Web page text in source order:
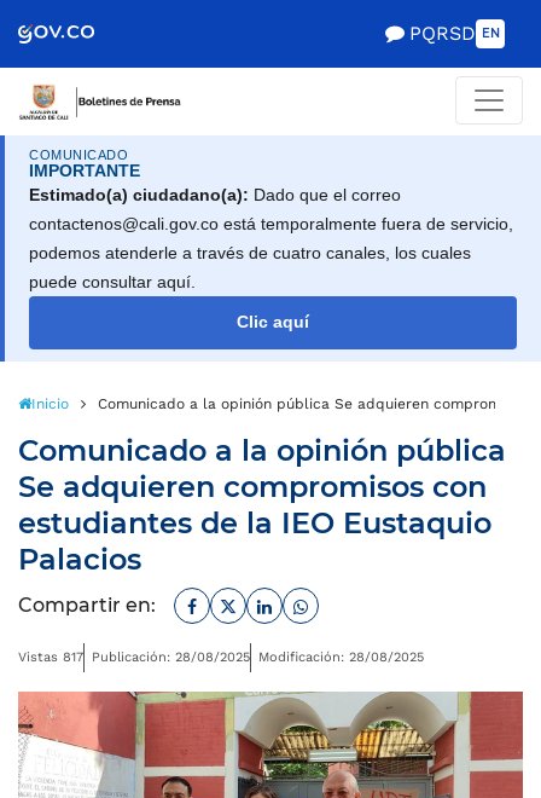
PQRSD EN
COMUNICADO
IMPORTANTE
Estimado(a) ciudadano(a): Dado que el correo
contactenos@cali.gov.co está temporalmente fuera de servicio,
podemos atenderle a través de cuatro canales, los cuales
puede consultar aquí.
Clic aquí
Inicio Comunicado a la opinión pública Se adquieren compromisos
Comunicado a la opinión pública
Se adquieren compromisos con
estudiantes de la IEO Eustaquio
Palacios
Compartir en: Facebook
TwitterLinkedinWhatsapp
Vistas 817 Publicación: 28/08/2025 Modificación: 28/08/2025